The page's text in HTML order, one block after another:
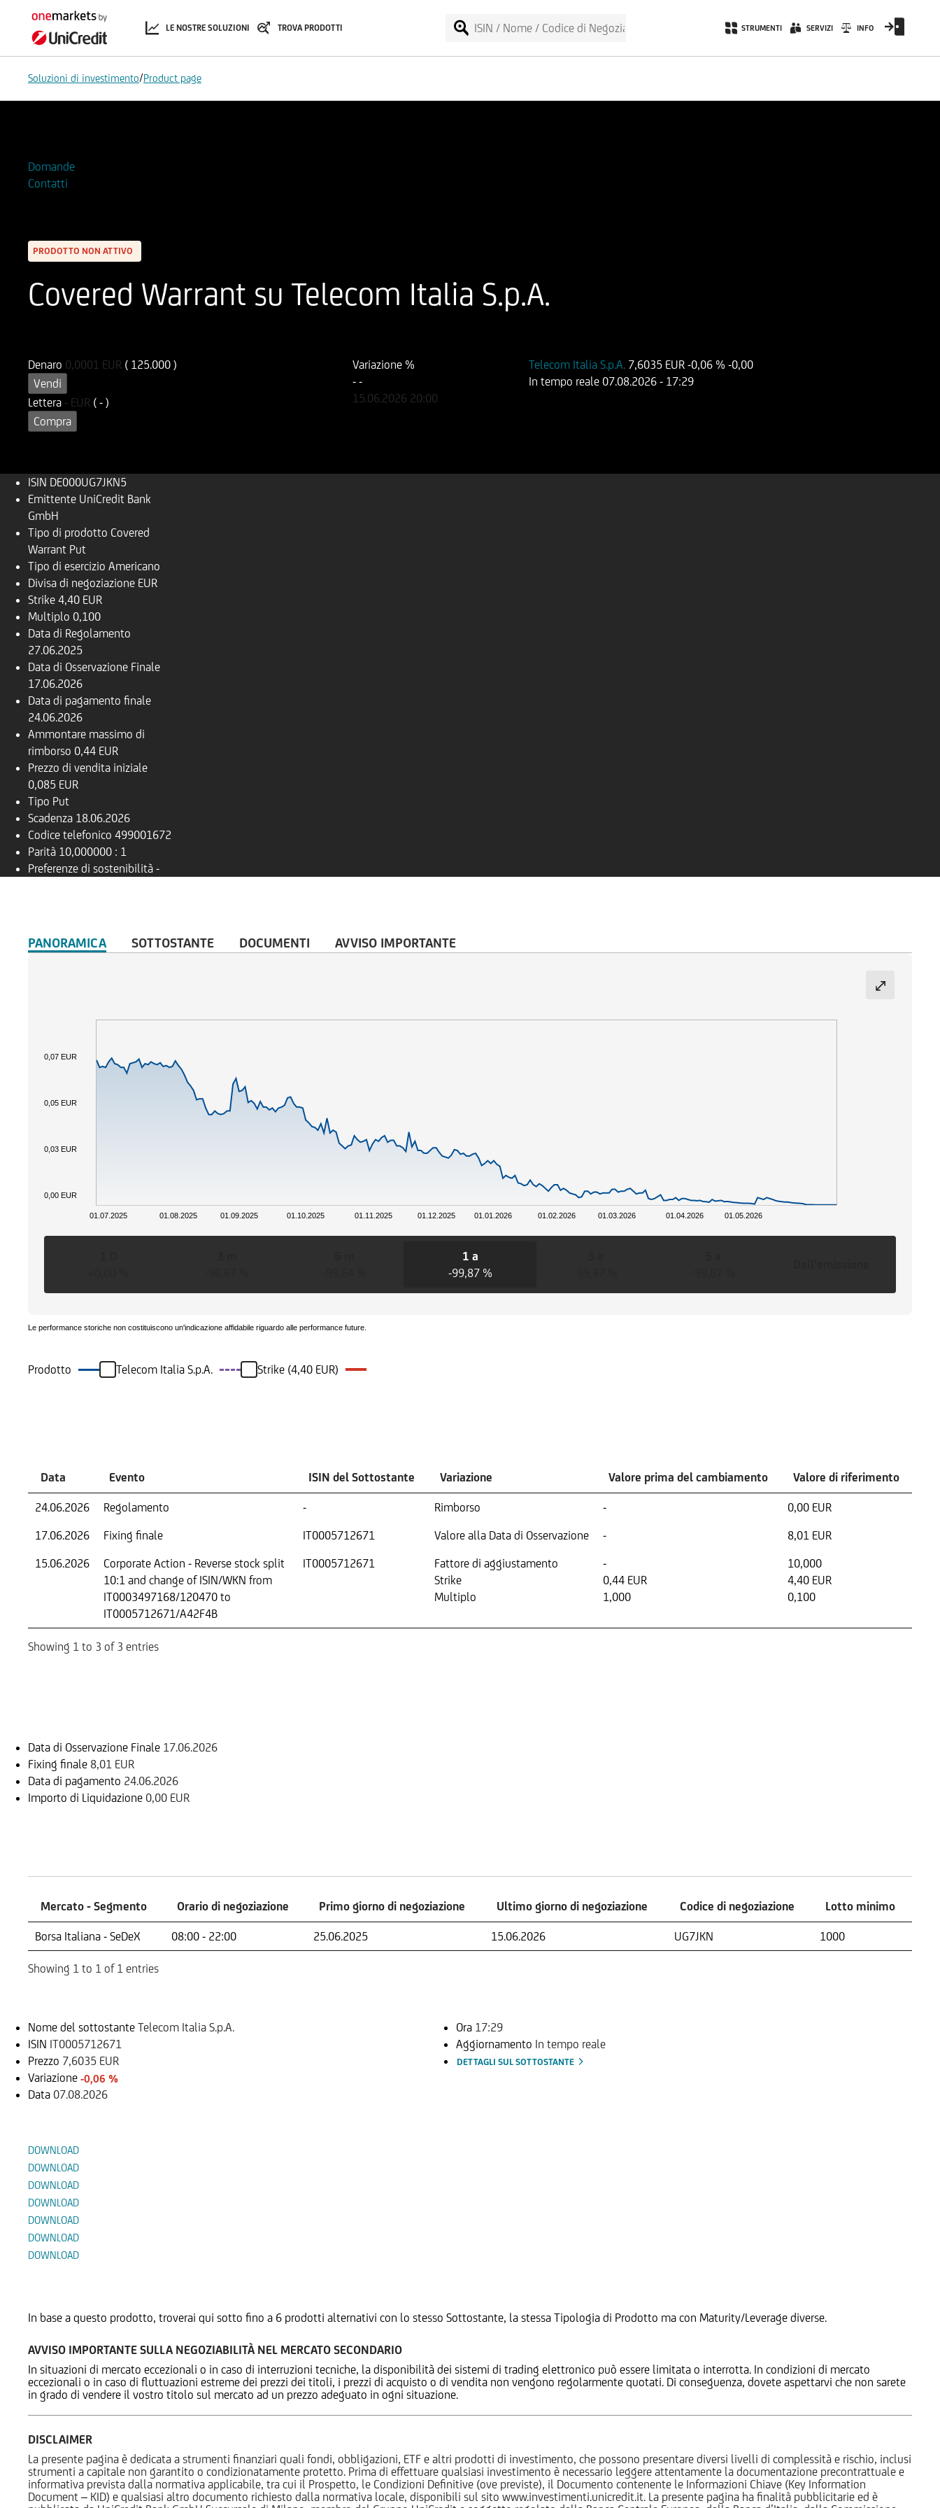
LE NOSTRE SOLUZIONI TROVA PRODOTTI STRUMENTI SERVIZI INFO
Soluzioni di investimento/Product page
Domande
Contatti
PRODOTTO NON ATTIVO
Covered Warrant su Telecom Italia S.p.A.
Denaro 0,0001 EUR ( 125.000 )
Vendi
Lettera - EUR ( - )
Compra
Variazione %
--
15.06.2026 20:00
Telecom Italia S.p.A. 7,6035 EUR -0,06 %-0,00
In tempo reale 07.08.2026 - 17:29
ISIN DE000UG7JKN5
Emittente UniCredit Bank
GmbH
Tipo di prodotto Covered
Warrant Put
Tipo di esercizio Americano
Divisa di negoziazione EUR
Strike 4,40 EUR
Multiplo 0,100
Data di Regolamento
27.06.2025
Data di Osservazione Finale
17.06.2026
Data di pagamento finale
24.06.2026
Ammontare massimo di
rimborso 0,44 EUR
Prezzo di vendita iniziale
0,085 EUR
Tipo Put
Scadenza 18.06.2026
Codice telefonico 499001672
Parità 10,000000 : 1
Preferenze di sostenibilità -
PANORAMICA SOTTOSTANTE DOCUMENTI AVVISO IMPORTANTE
01.07.2025 01.08.2025 01.09.2025 01.10.2025 01.11.2025 01.12.2025 01.01.2026 01.02.2026 01.03.2026 01.04.2026 01.05.2026
0,00 EUR
0,03 EUR
0,05 EUR
0,07 EUR
1 a
-99,87 %
Le performance storiche non costituiscono un'indicazione affidabile riguardo alle performance future.
Prodotto Telecom Italia S.p.A. Strike (4,40 EUR)
Data Evento ISIN del Sottostante Variazione Valore prima del cambiamento Valore di riferimento
24.06.2026 Regolamento - Rimborso -
0,00 EUR
17.06.2026
Fixing finale IT0005712671 Valore alla Data di Osservazione -
8,01 EUR
15.06.2026
Corporate Action - Reverse stock split
10:1 and change of ISIN/WKN from
IT0003497168/120470 to
IT0005712671/A42F4B
IT0005712671
Fattore di aggiustamento
Strike
Multiplo
-
0,44 EUR
1,000
10,000
4,40 EUR
0,100
Showing 1 to 3 of 3 entries
Data di Osservazione Finale 17.06.2026
Fixing finale 8,01 EUR
Data di pagamento 24.06.2026
Importo di Liquidazione 0,00 EUR
Mercato - Segmento Orario di negoziazione Primo giorno di negoziazione Ultimo giorno di negoziazione Codice di negoziazione
Lotto minimo
Mercato - Segmento
Orario di negoziazione Primo giorno di negoziazione Ultimo giorno di negoziazione Codice di negoziazione Lotto minimo
Borsa Italiana - SeDeX 08:00 - 22:00 25.06.2025 15.06.2026 UG7JKN 1000
Showing 1 to 1 of 1 entries
Nome del sottostante Telecom Italia S.p.A.
ISIN IT0005712671
Prezzo 7,6035 EUR
Variazione -0,06 %
Data 07.08.2026
Ora 17:29
Aggiornamento In tempo reale
DETTAGLI SUL SOTTOSTANTE
DOWNLOAD
DOWNLOAD
DOWNLOAD
DOWNLOAD
DOWNLOAD
DOWNLOAD
DOWNLOAD
In base a questo prodotto, troverai qui sotto fino a 6 prodotti alternativi con lo stesso Sottostante, la stessa Tipologia di Prodotto ma con Maturity/Leverage diverse.
AVVISO IMPORTANTE SULLA NEGOZIABILITÀ NEL MERCATO SECONDARIO
In situazioni di mercato eccezionali o in caso di interruzioni tecniche, la disponibilità dei sistemi di trading elettronico può essere limitata o interrotta. In condizioni di mercato
eccezionali o in caso di fluttuazioni estreme dei prezzi dei titoli, i prezzi di acquisto o di vendita non vengono regolarmente quotati. Di conseguenza, dovete aspettarvi che non sarete
in grado di vendere il vostro titolo sul mercato ad un prezzo adeguato in ogni situazione.
DISCLAIMER
La presente pagina è dedicata a strumenti finanziari quali fondi, obbligazioni, ETF e altri prodotti di investimento, che possono presentare diversi livelli di complessità e rischio, inclusi
strumenti a capitale non garantito o condizionatamente protetto. Prima di effettuare qualsiasi investimento è necessario leggere attentamente la documentazione precontrattuale e
informativa prevista dalla normativa applicabile, tra cui il Prospetto, le Condizioni Definitive (ove previste), il Documento contenente le Informazioni Chiave (Key Information
Document – KID) e qualsiasi altro documento richiesto dalla normativa locale, disponibili sul sito www.investimenti.unicredit.it. La presente pagina ha finalità pubblicitarie ed è